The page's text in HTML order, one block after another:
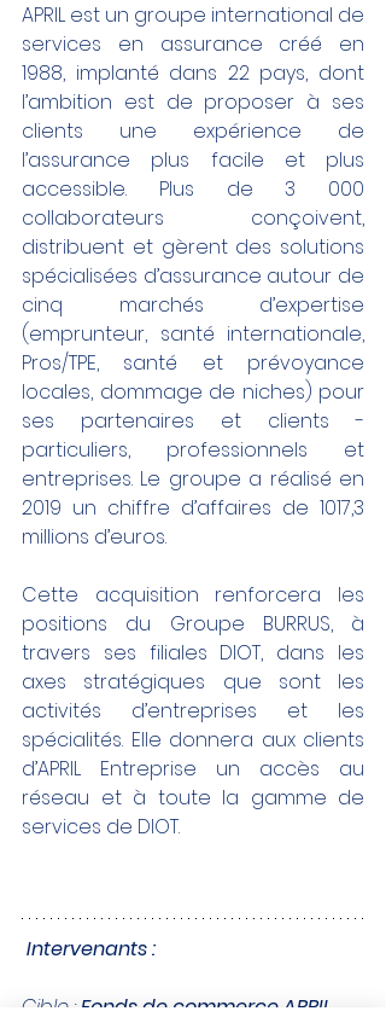
APRIL est un groupe international de
services en assurance créé en
1988, implanté dans 22 pays, dont
l’ambition est de proposer à ses
clients une expérience de
l’assurance plus facile et plus
accessible. Plus de 3 000
collaborateurs conçoivent,
distribuent et gèrent des solutions
spécialisées d’assurance autour de
cinq marchés d’expertise
(emprunteur, santé internationale,
Pros/TPE, santé et prévoyance
locales, dommage de niches) pour
ses partenaires et clients -
particuliers, professionnels et
entreprises. Le groupe a réalisé en
2019 un chiffre d’affaires de 1017,3
millions d’euros.
Cette acquisition renforcera les
positions du Groupe BURRUS, à
travers ses filiales DIOT, dans les
axes stratégiques que sont les
activités d’entreprises et les
spécialités. Elle donnera aux clients
d’APRIL Entreprise un accès au
réseau et à toute la gamme de
services de DIOT.
Intervenants :
Cible : Fonds de commerce APRIL